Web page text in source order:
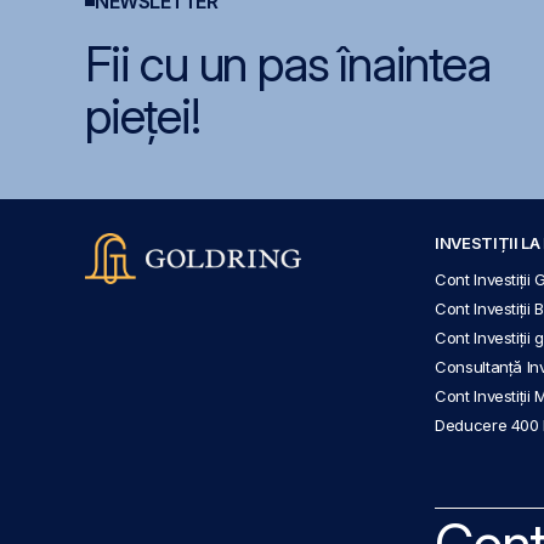
Fii cu un pas înaintea
pieței!
INVESTIȚII LA
Cont Investiții
Cont Investiții
Cont Investiții
Consultanță
Cont Investiții
Deducere 400